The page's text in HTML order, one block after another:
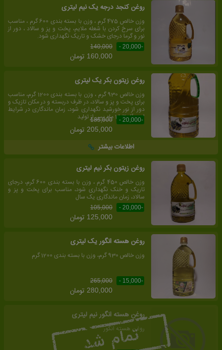
روغن کنجد درجه یک نیم لیتری
وزن خالص 475 گرم ، وزن با بسته بندی 600 گرم ، مناسب
برای سرخ کردن با شعله ملایم، پخت و پز و سالاد ، دور از
نور و گرما درجای خشک و تاریک نگهداری شود.
-20,000 -
140,000
160,000 تومان
روغن زیتون بکر یک لیتری
وزن خالص 930 گرم ، وزن با بسته بندی 1200 گرم، مناسب
برای پخت و پز و سالاد، در ظرف دربسته و در مکان تازیک و
دور از نور خورشید نگهداری شود، زمان ماندگاری در شرایط
ایده آل تا 18 ماه پس از تولید
-20,000 -
185,000
205,000 تومان
اطلاعات بیشتر
روغن زیتون بکر نیم لیتری
وزن خالص 450 گرم ، وزن با بسته بندی 600 گرم، درجای
تاریک و خنک نگهداری شود، مناسب برای پخت و پز و
سالاد، زمان ماندگاری یک سال
-20,000 -
105,000
125,000 تومان
روغن هسته انگور یک لیتری
وزن خالص 930 گرم، وزن با بسته بندی 1200 گرم
-15,000 -
265,000
280,000 تومان
روغن هسته انگور نیم لیتری
روغن هسته انگور